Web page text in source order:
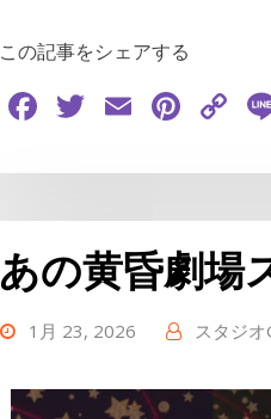
この記事をシェアする
Facebook
Twitter
Email
あの黄昏劇場
1月 23, 2026 スタジ